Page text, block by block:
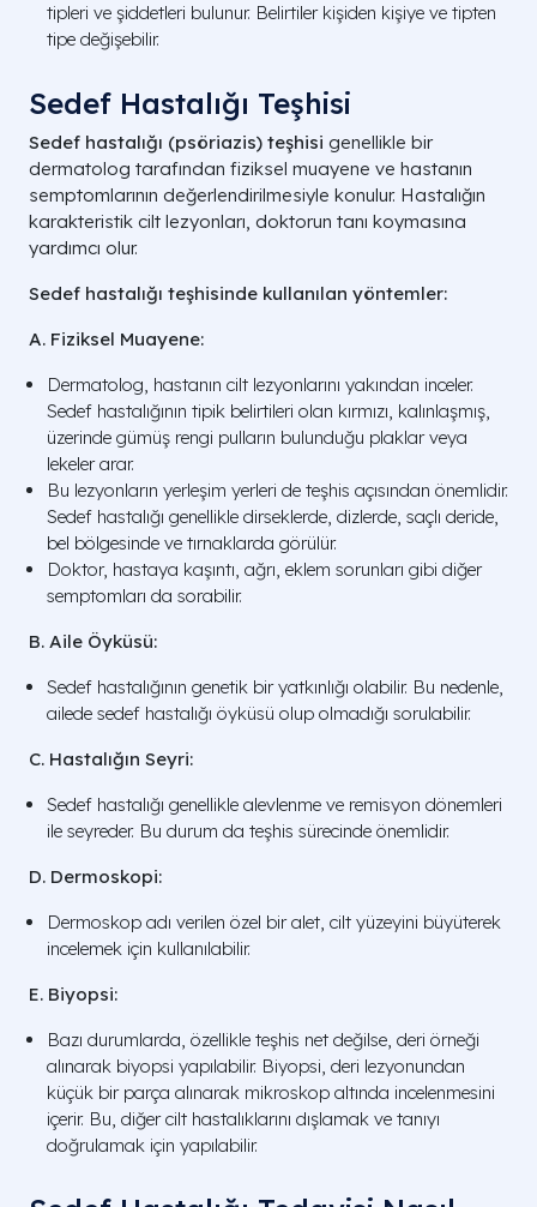
tipleri ve şiddetleri bulunur. Belirtiler kişiden kişiye ve tipten
tipe değişebilir.
Sedef Hastalığı Teşhisi
Sedef hastalığı (psöriazis) teşhisi genellikle bir
dermatolog tarafından fiziksel muayene ve hastanın
semptomlarının değerlendirilmesiyle konulur. Hastalığın
karakteristik cilt lezyonları, doktorun tanı koymasına
yardımcı olur.
Sedef hastalığı teşhisinde kullanılan yöntemler:
A. Fiziksel Muayene:
Dermatolog, hastanın cilt lezyonlarını yakından inceler.
Sedef hastalığının tipik belirtileri olan kırmızı, kalınlaşmış,
üzerinde gümüş rengi pulların bulunduğu plaklar veya
lekeler arar.
Bu lezyonların yerleşim yerleri de teşhis açısından önemlidir.
Sedef hastalığı genellikle dirseklerde, dizlerde, saçlı deride,
bel bölgesinde ve tırnaklarda görülür.
Doktor, hastaya kaşıntı, ağrı, eklem sorunları gibi diğer
semptomları da sorabilir.
B. Aile Öyküsü:
Sedef hastalığının genetik bir yatkınlığı olabilir. Bu nedenle,
ailede sedef hastalığı öyküsü olup olmadığı sorulabilir.
C. Hastalığın Seyri:
Sedef hastalığı genellikle alevlenme ve remisyon dönemleri
ile seyreder. Bu durum da teşhis sürecinde önemlidir.
D. Dermoskopi:
Dermoskop adı verilen özel bir alet, cilt yüzeyini büyüterek
incelemek için kullanılabilir.
E. Biyopsi:
Bazı durumlarda, özellikle teşhis net değilse, deri örneği
alınarak biyopsi yapılabilir. Biyopsi, deri lezyonundan
küçük bir parça alınarak mikroskop altında incelenmesini
içerir. Bu, diğer cilt hastalıklarını dışlamak ve tanıyı
doğrulamak için yapılabilir.